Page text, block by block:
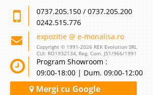
0737.205.150 / 0737.205.200
0242.515.776
expozitie @ e-monalisa.ro
Copyright © 1991-2026 REK Evolution SRL
CUI: RO1932134, Reg. Com. J51/966/1991
Program Showroom :
09:00-18:00 | Dum. 09:00-12:00
Mergi cu Google